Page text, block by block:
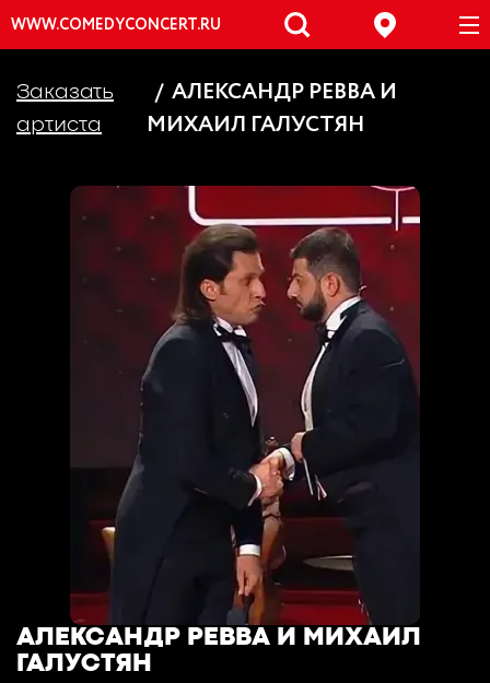
WWW.COMEDYCONCERT.RU
Заказать
артиста
АЛЕКСАНДР РЕВВА И
МИХАИЛ ГАЛУСТЯН
АЛЕКСАНДР РЕВВА И МИХАИЛ
ГАЛУСТЯН